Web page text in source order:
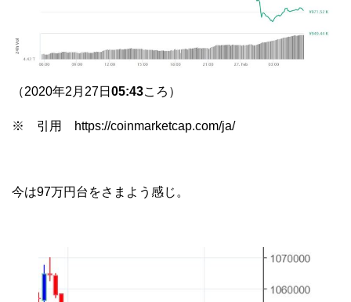
（2020年2月27日 05:43ころ）
※ 引用 https://coinmarketcap.com/ja/
今は97万円台をさまよう感じ。